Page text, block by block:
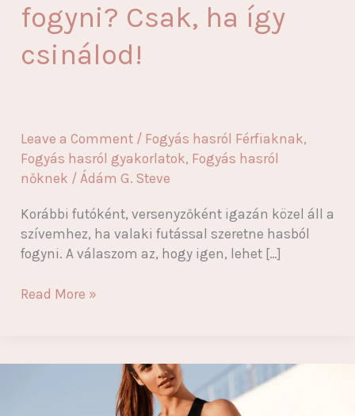
fogyni? Csak, ha így
csinálod!
Leave a Comment / Fogyás hasról Férfiaknak,
Fogyás hasról gyakorlatok, Fogyás hasról
nőknek / Ádám G. Steve
Korábbi futóként, versenyzőként igazán közel áll a
szívemhez, ha valaki futással szeretne hasból
fogyni. A válaszom az, hogy igen, lehet […]
Futással
Read More »